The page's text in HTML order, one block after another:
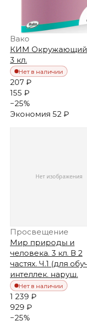
Вако
КИМ
3 кл.
Нет в наличии
207 ₽
155 ₽
−25%
Экономия 52 ₽
Просвещение
Мир природы и
человека. 3 кл. В 2
частях. Ч.1 (для
интеллек. наруш.
Нет в наличии
1 239 ₽
929 ₽
−25%